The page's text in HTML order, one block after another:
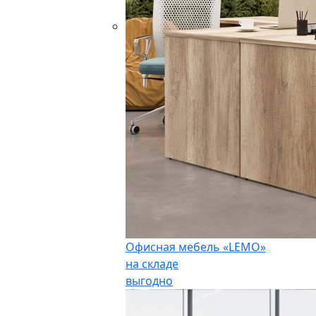
Офисная мебель «LEMO»
на складе
выгодно